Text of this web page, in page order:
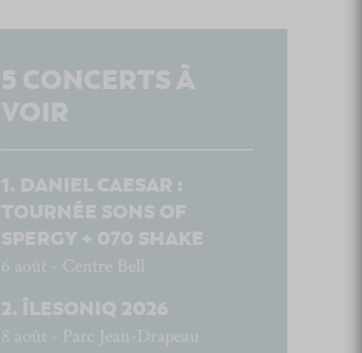
5 CONCERTS À
VOIR
DANIEL CAESAR :
TOURNÉE SONS OF
SPERGY + 070 SHAKE
6 août - Centre Bell
ÎLESONIQ 2026
8 août - Parc Jean-Drapeau